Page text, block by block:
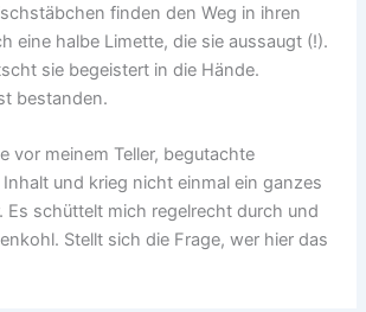
finden den Weg in ihren
eine halbe Limette, die sie aussaugt (!).
sie begeistert in die Hände.
bestanden.
vor meinem Teller, begutachte
und krieg nicht einmal ein ganzes
Es schüttelt mich regelrecht durch und
Stellt sich die Frage, wer hier das